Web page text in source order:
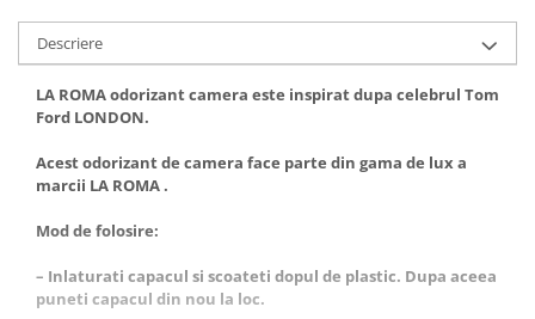
Descriere
LA ROMA odorizant camera este inspirat dupa celebrul Tom
Ford LONDON.
Acest odorizant de camera face parte din gama de lux a
marcii LA ROMA .
Mod de folosire:
– Inlaturati capacul si scoateti dopul de plastic. Dupa aceea
puneti capacul din nou la loc.